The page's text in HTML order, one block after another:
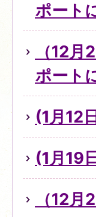
ポート
（12
ポート
(1月12
(1月19
（12